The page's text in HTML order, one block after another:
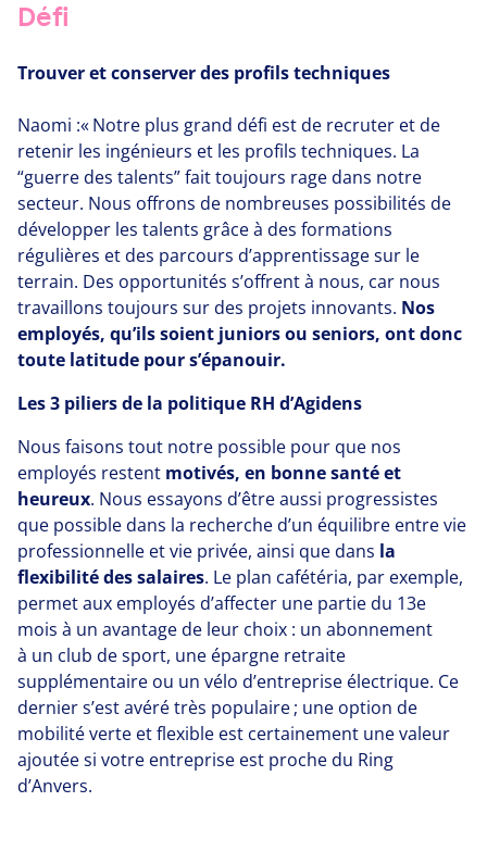
Défi
Trouver et conserver des profils techniques
Naomi :​« Notre plus grand défi est de recruter et de
retenir les ingénieurs et les profils techniques. La​
“guerre des talents” fait toujours rage dans notre
secteur. Nous offrons de nombreuses possibilités de
développer les talents grâce à des formations
régulières et des parcours d’apprentissage sur le
terrain. Des opportunités s’offrent à nous, car nous
travaillons toujours sur des projets innovants. Nos
employés, qu’ils soient juniors ou seniors, ont donc
toute latitude pour s’épanouir.
Les3 piliers de la politique RH d’Agidens
Nous faisons tout notre possible pour que nos
employés restent motivés, en bonne santé et
heureux. Nous essayons d’être aussi progressistes
que possible dans la recherche d’un équilibre entre vie
professionnelle et vie privée, ainsi que dans la
flexibilité des salaires. Le plan cafétéria, par exemple,
permet aux employés d’affecter une partie du 13e
mois à un avantage de leur choix : un abonnement
à un club de sport, une épargne retraite
supplémentaire ou un vélo d’entreprise électrique. Ce
dernier s’est avéré très populaire ; une option de
mobilité verte et flexible est certainement une valeur
ajoutée si votre entreprise est proche du Ring
d’Anvers.